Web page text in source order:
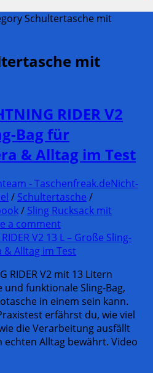
Schultertasche mit
mit
RIDER V2
Bag für
& Alltag im Test
- Taschenfreak.deNicht-
/ Schultertasche /
/ Sling Rucksack mit
a comment
RIDER V2 mit 13 Litern
funktionale Sling-Bag,
in einem sein kann.
erfährst du, wie viel
die Verarbeitung ausfällt
echten Alltag bewährt. Video